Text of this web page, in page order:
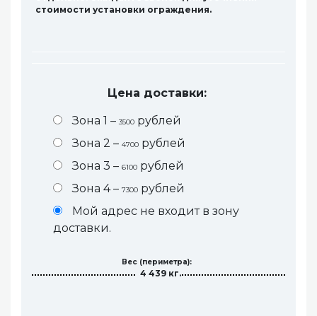
стоимости установки ограждения.
Цена доставки:
Зона 1 – 3500 рублей
Зона 2 – 4700 рублей
Зона 3 – 6100 рублей
Зона 4 – 7300 рублей
Мой адрес не входит в зону
доставки.
Вес (периметра):
4 439 кг.